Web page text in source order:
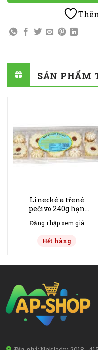
SẢN PHẨM
Linecké a třené
pečivo 240g hạn
Đăng nhập xem giá
Hết hàng